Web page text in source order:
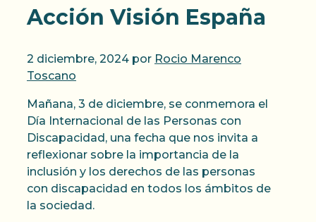
Acción Visión España
2 diciembre, 2024 por Rocio Marenco
Toscano
Mañana, 3 de diciembre, se conmemora el
Día Internacional de las Personas con
Discapacidad, una fecha que nos invita a
reflexionar sobre la importancia de la
inclusión y los derechos de las personas
con discapacidad en todos los ámbitos de
la sociedad.